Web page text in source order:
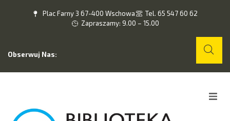
Plac Farny 3 67-400 Wschowa
Tel. 65 547 60 62
Zapraszamy: 9.00 – 15.00
Obserwuj Nas: